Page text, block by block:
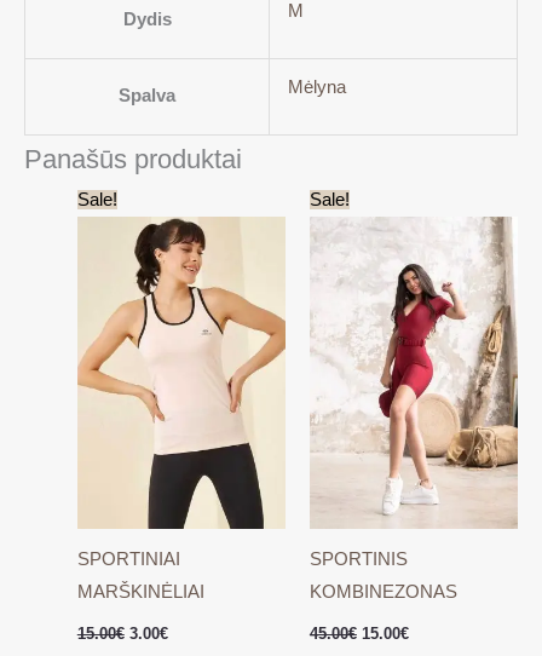
Dydis M
Spalva Mėlyna
Panašūs produktai
Sale!
SPORTINIAI
MARŠKINĖLIAI
15.00€
price
was:
15.00€.
3.00€
price
is:
3.00€.
Sale!
SPORTINIS
KOMBINEZONAS
45.00€
price
was:
45.00€.
15.00€
price